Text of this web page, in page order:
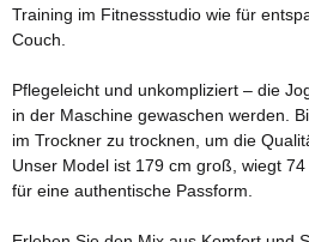
Training im Fitnessstudio wie für
Couch.
Pflegeleicht und unkompliziert – die
in der Maschine gewaschen werden.
im Trockner zu trocknen, um die
Unser Model ist 179 cm groß, wiegt
für eine authentische Passform.